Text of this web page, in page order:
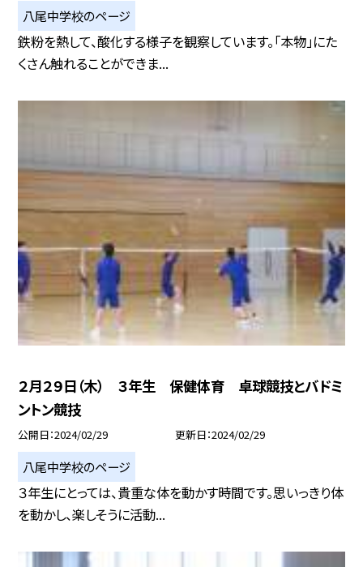
八尾中学校のページ
鉄粉を熱して、酸化する様子を観察しています。「本物」にた
くさん触れることができま...
２月２９日（木） ３年生 保健体育 卓球競技とバドミ
ントン競技
公開日 2024/02/29 更新日 2024/02/29
八尾中学校のページ
３年生にとっては、貴重な体を動かす時間です。思いっきり体
を動かし、楽しそうに活動...